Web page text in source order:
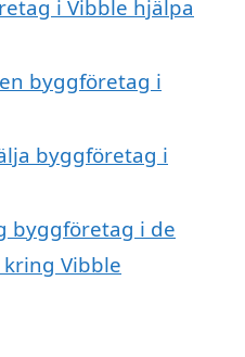
i Vibble hjälpa
byggföretag i
byggföretag i
byggföretag i de
Vibble